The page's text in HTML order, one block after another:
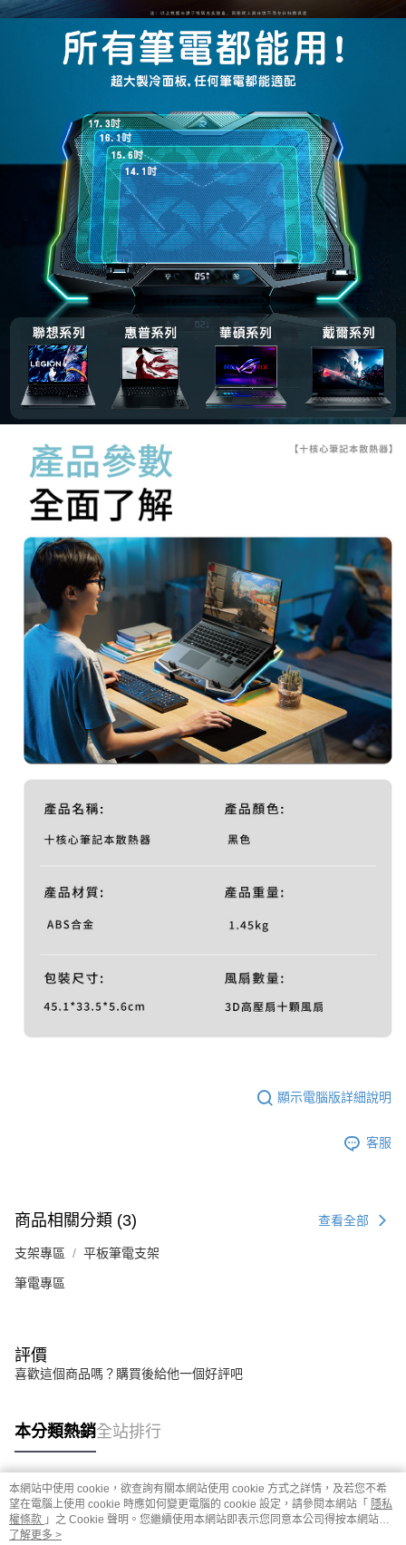
顯示電腦版詳細說明
客服
商品相關分類 (3) 查看全部
支架專區 平板筆電支架
筆電專區
評價
喜歡這個商品嗎？購買後給他一個好評吧
本分類熱銷全站排行
熱門標籤
本網站中使用 cookie，欲查詢有關本網站使用 cookie 方式之詳情，及若您不希
望在電腦上使用 cookie 時應如何變更電腦的 cookie 設定，請參閱本網站「 隱私
權條款 」之 Cookie 聲明。您繼續使用本網站即表示您同意本公司得按本網站使
用條款之 Cookie 聲明使用 cookie。
了解更多 >